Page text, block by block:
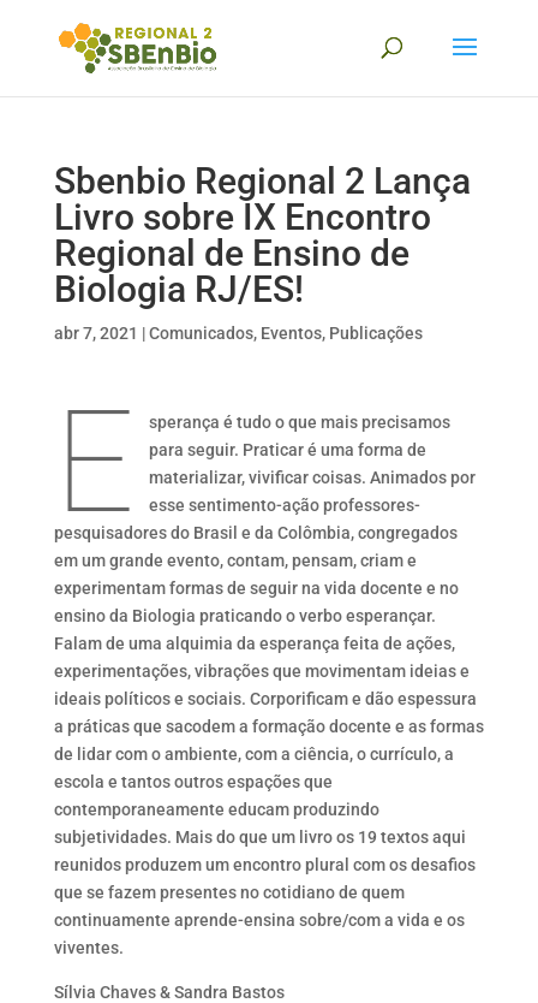
Sbenbio Regional 2 Lança
Livro sobre IX Encontro
Regional de Ensino de
Biologia RJ/ES!
abr 7, 2021 |Comunicados, Eventos, Publicações
E
sperança é tudo o que mais precisamos
para seguir. Praticar é uma forma de
materializar, vivificar coisas. Animados por
esse sentimento-ação professores-
pesquisadores do Brasil e da Colômbia, congregados
em um grande evento, contam, pensam, criam e
experimentam formas de seguir na vida docente e no
ensino da Biologia praticando o verbo esperançar.
Falam de uma alquimia da esperança feita de ações,
experimentações, vibrações que movimentam ideias e
ideais políticos e sociais. Corporificam e dão espessura
a práticas que sacodem a formação docente e as formas
de lidar com o ambiente, com a ciência, o currículo, a
escola e tantos outros espações que
contemporaneamente educam produzindo
subjetividades. Mais do que um livro os 19 textos aqui
reunidos produzem um encontro plural com os desafios
que se fazem presentes no cotidiano de quem
continuamente aprende-ensina sobre/com a vida e os
viventes.
Sílvia Chaves & Sandra Bastos